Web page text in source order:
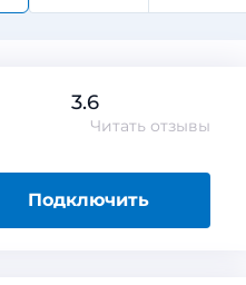
3.6
Читать отзывы
Подключить